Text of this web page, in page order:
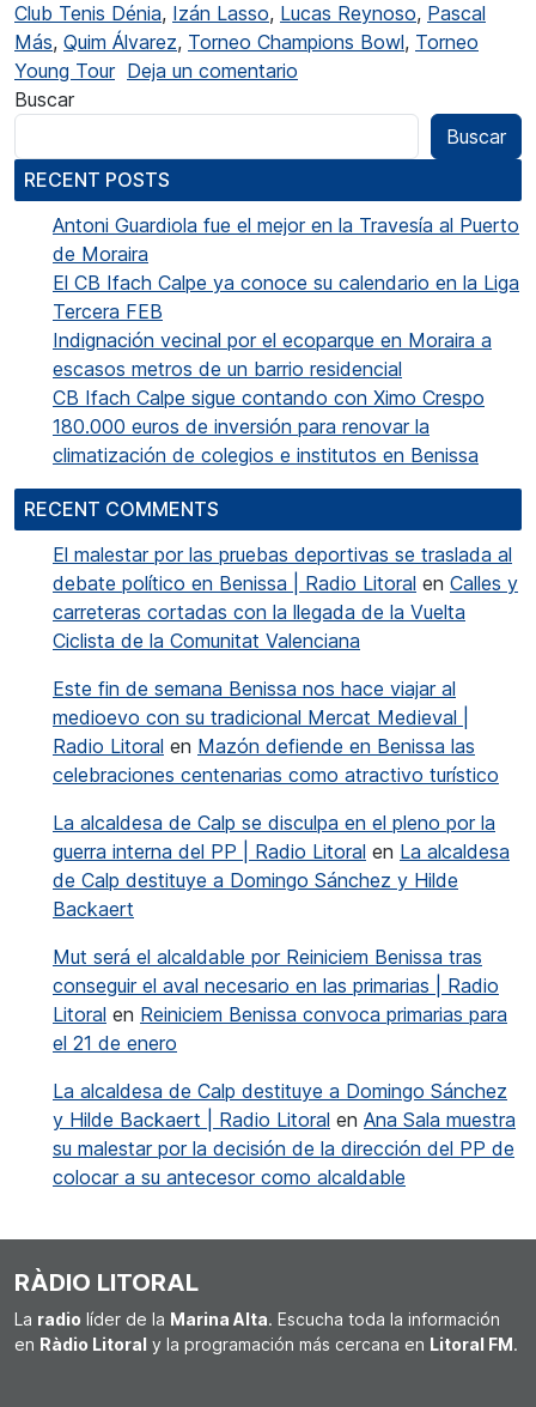
Club Tenis Dénia, Izán Lasso, Lucas Reynoso, Pascal
Más, Quim Álvarez, Torneo Champions Bowl, Torneo
Young Tour Deja un comentario
Buscar
Buscar
RECENT POSTS
Antoni Guardiola fue el mejor en la Travesía al Puerto
de Moraira
El CB Ifach Calpe ya conoce su calendario en la Liga
Tercera FEB
Indignación vecinal por el ecoparque en Moraira a
escasos metros de un barrio residencial
CB Ifach Calpe sigue contando con Ximo Crespo
180.000 euros de inversión para renovar la
climatización de colegios e institutos en Benissa
RECENT COMMENTS
El malestar por las pruebas deportivas se traslada al
debate político en Benissa | Radio Litoral en Calles y
carreteras cortadas con la llegada de la Vuelta
Ciclista de la Comunitat Valenciana
Este fin de semana Benissa nos hace viajar al
medioevo con su tradicional Mercat Medieval |
Radio Litoral en Mazón defiende en Benissa las
celebraciones centenarias como atractivo turístico
La alcaldesa de Calp se disculpa en el pleno por la
guerra interna del PP | Radio Litoral en La alcaldesa
de Calp destituye a Domingo Sánchez y Hilde
Backaert
Mut será el alcaldable por Reiniciem Benissa tras
conseguir el aval necesario en las primarias | Radio
Litoral en Reiniciem Benissa convoca primarias para
el 21 de enero
La alcaldesa de Calp destituye a Domingo Sánchez
y Hilde Backaert | Radio Litoral en Ana Sala muestra
su malestar por la decisión de la dirección del PP de
colocar a su antecesor como alcaldable
RÀDIO LITORAL
La radio líder de la Marina Alta. Escucha toda la información
en Ràdio Litoral y la programación más cercana en Litoral FM.